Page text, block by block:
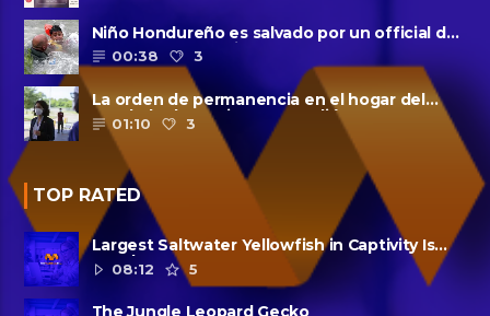
Niño Hondureño es salvado por un official de
la patrulla fronteriza
00:38 3
La orden de permanencia en el hogar del
condado de Harris se extendió......
01:10 3
TOP RATED
Largest Saltwater Yellowfish in Captivity Is
Dead
08:12 5
The Jungle Leopard Gecko